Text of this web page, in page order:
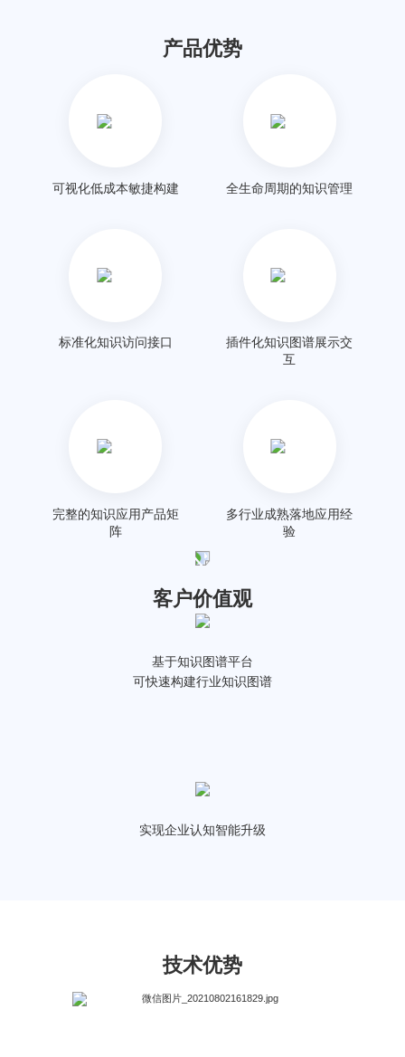
产品优势
可视化低成本敏捷构建 全生命周期的知识管理
标准化知识访问接口
插件化知识图谱展示交
互
完整的知识应用产品矩
阵
多行业成熟落地应用经
验
客户价值观
基于知识图谱平台
可快速构建行业知识图谱
实现企业认知智能升级
技术优势